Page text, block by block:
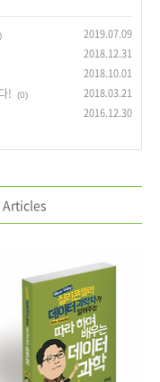
2019.07.09
2018.12.31
2018.10.01
! (0) 2018.03.21
2016.12.30